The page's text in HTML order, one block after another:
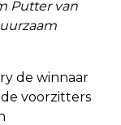
Putter van
de winnaar
voorzitters